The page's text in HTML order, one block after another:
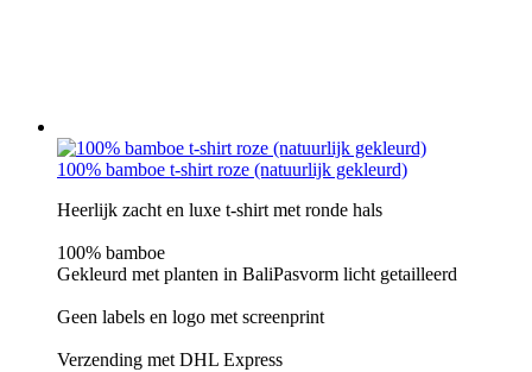
100% bamboe t-shirt roze (natuurlijk gekleurd)
Heerlijk zacht en luxe t-shirt met ronde hals
100% bamboe
Gekleurd met planten in BaliPasvorm licht getailleerd
Geen labels en logo met screenprint
Verzending met DHL Express